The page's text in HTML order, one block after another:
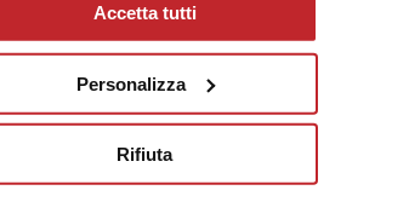
Accetta tutti
Personalizza
Rifiuta